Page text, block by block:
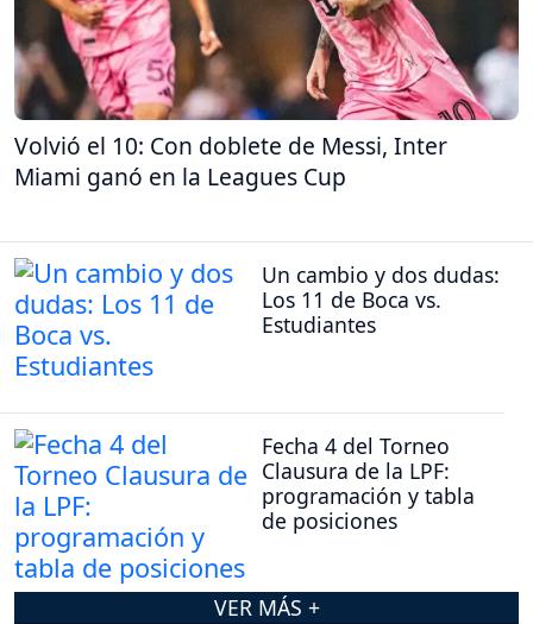
Volvió el 10: Con doblete de Messi, Inter
Miami ganó en la Leagues Cup
Un cambio y dos dudas:
Los 11 de Boca vs.
Estudiantes
Fecha 4 del Torneo
Clausura de la LPF:
programación y tabla
de posiciones
VER MÁS +